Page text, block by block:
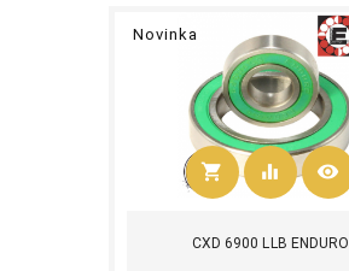
Novinka
shopping_cart
Kúpiť
equalizer visibility
CXD 6900 LLB ENDURO